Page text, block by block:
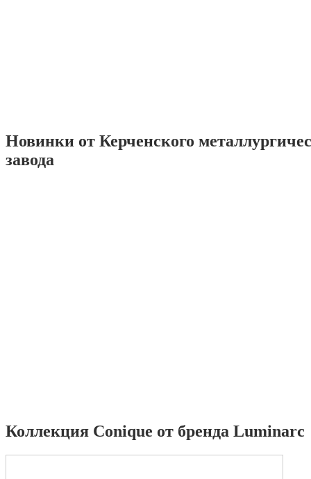
Новинки от Керченского
завода
Коллекция Conique от бренда Luminarc